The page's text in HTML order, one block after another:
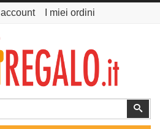
account I miei ordini